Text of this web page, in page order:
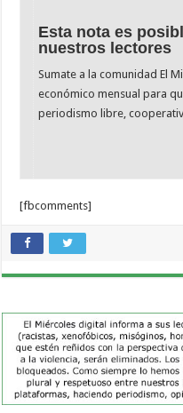
Esta nota es
nuestros lectores
Sumate a la comunidad El
económico mensual para
periodismo libre,
[fbcomments]